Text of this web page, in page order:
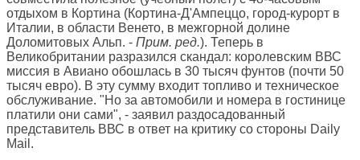
отдыхом в Кортина (Кортина-Д'Ампеццо, город-курорт в
Италии, в области Венето, в межгорной долине
Доломитовых Альп. - Прим. ред.). Теперь в
Великобритании разразился скандал: королевским ВВС
миссия в Авиано обошлась в 30 тысяч фунтов (почти 50
тысяч евро). В эту сумму входит топливо и техническое
обслуживание. "Но за автомобили и номера в гостинице
платили они сами", - заявил раздосадованный
представитель ВВС в ответ на критику со стороны Daily
Mail.